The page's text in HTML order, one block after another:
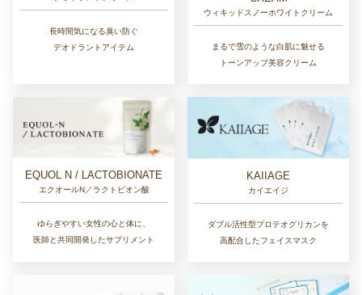
長時間気になる臭い防ぐ
デオドラントアイテム
ウィキッドスノーホワイトクリーム
まるで雪のような白肌に魅せる
トーンアップ美容クリーム
EQUOL N / LACTOBIONATE
エクオールN／ラクトビオン酸
ゆらぎやすい女性の心と体に、
医師と共同開発したサプリメント
KAIIAGE
カイエイジ
ダブル活性型プロテオグリカンを
高配合したフェイスマスク